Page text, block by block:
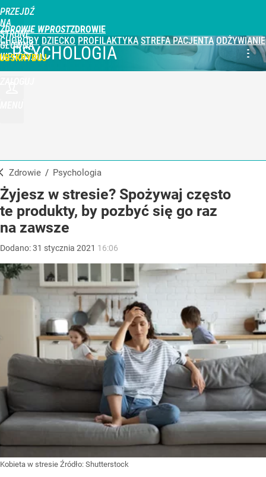
PRZEJDŹ
NA
STRONĘ
GŁÓWNĄ
WPROST.PL
ZDROWIE WPROST
CHOROBY DZIECKO PROFILAKTYKA STREFA PACJENTA ODŻYWIANIE
PSYCHOLOGIA
Zdrowie / Psychologia
Żyjesz w stresie? Spożywaj często
te produkty, by pozbyć się go raz
na zawsze
Dodano:31 stycznia 2021 16:06
Kobieta w stresie Źródło: Shutterstock